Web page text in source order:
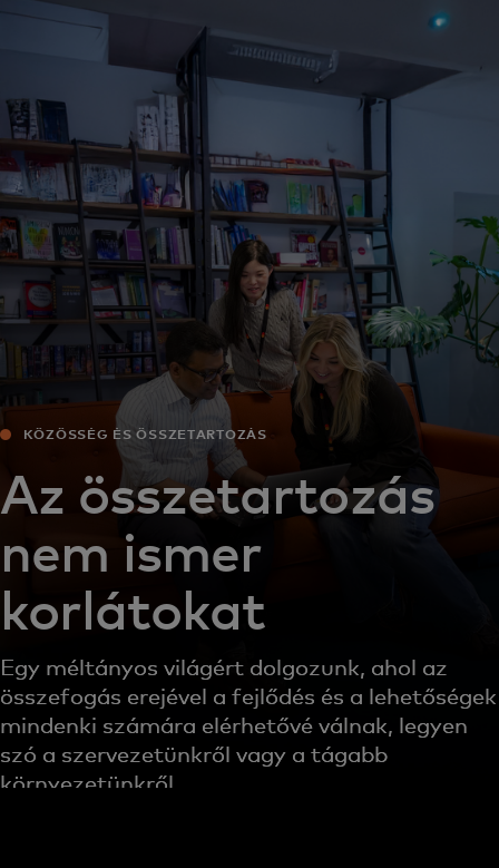
Neked
Vállalkozásoknak
A világért
Innovátoroknak
Hírek és trendek
KÖZÖSSÉG ÉS ÖSSZETARTOZÁS
Az összetartozás
nem ismer
korlátokat
Egy méltányos világért dolgozunk, ahol az
összefogás erejével a fejlődés és a lehetőségek
mindenki számára elérhetővé válnak, legyen
szó a szervezetünkről vagy a tágabb
környezetünkről.